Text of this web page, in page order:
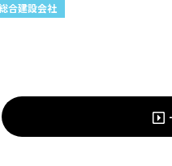
合建設会社